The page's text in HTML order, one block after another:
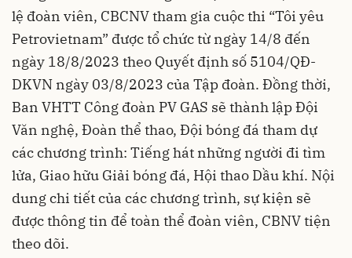
lệ đoàn viên, CBCNV tham gia cuộc thi “Tôi yêu
Petrovietnam” được tổ chức từ ngày 14/8 đến
ngày 18/8/2023 theo Quyết định số 5104/QĐ-
DKVN ngày 03/8/2023 của Tập đoàn. Đồng thời,
Ban VHTT Công đoàn PV GAS sẽ thành lập Đội
Văn nghệ, Đoàn thể thao, Đội bóng đá tham dự
các chương trình: Tiếng hát những người đi tìm
lửa, Giao hữu Giải bóng đá, Hội thao Dầu khí. Nội
dung chi tiết của các chương trình, sự kiện sẽ
được thông tin để toàn thể đoàn viên, CBNV tiện
theo dõi.